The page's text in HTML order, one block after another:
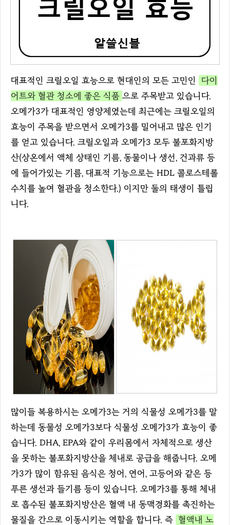
대표적인 크릴오일 효능으로 현대인의 모든 고민인
다이
어트와 혈관 청소에 좋은 식품 으로 주목받고 있습니다.
오메가3가 대표적인 영양제였는데 최근에는 크릴오일의
효능이 주목을 받으면서 오메가3를 밀어내고 많은 인기
를 얻고 있습니다. 크릴오일과 오메가3 모두 불포화지방
산(상온에서 액체 상태인 기름, 동물이나 생선, 건과류 등
에 들어가있는 기름, 대표적 기능으로는 HDL 콜로스테롤
수치를 높여 혈관을 청소한다.) 이지만 둘의 태생이 틀립
니다.
많이들 복용하시는 오메가3는 거의 식물성 오메가3를 말
하는데 동물성 오메가3보다 식물성 오메가3가 효능이 좋
습니다. DHA, EPA와 같이 우리몸에서 자체적으로 생산
을 못하는 불포화지방산을 체내로 공급을 해줍니다. 오메
가3가 많이 함유된 음식은 청어, 연어, 고등어와 같은 등
푸른 생선과 들기름 등이 있습니다. 오메가3를 통해 체내
로 흡수된 불포화지방산은 혈액 내 동맥경화를 촉진하는
물질을 간으로 이동시키는 역할을 합니다. 즉 혈액내 노